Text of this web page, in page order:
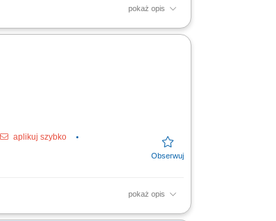
pokaż opis
oraz składanie
aplikuj szybko
pokaż opis